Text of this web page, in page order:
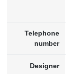
Telephone
number
Designer